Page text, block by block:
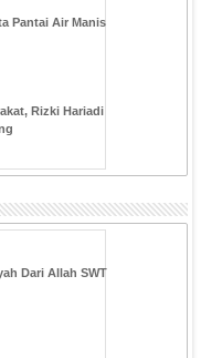
Pantai Air Manis
Rizki Hariadi
Dari Allah SWT